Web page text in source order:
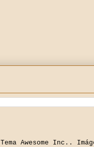
Tema Awesome Inc..